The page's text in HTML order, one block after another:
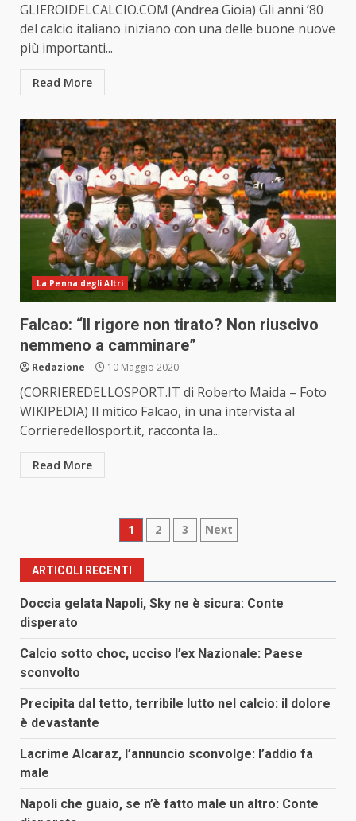
GLIEROIDELCALCIO.COM (Andrea Gioia) Gli anni ’80
del calcio italiano iniziano con una delle buone nuove
più importanti...
Read More
La Penna degli Altri
Falcao: “Il rigore non tirato? Non riuscivo
nemmeno a camminare”
Redazione 10 Maggio 2020
(CORRIEREDELLOSPORT.IT di Roberto Maida – Foto
WIKIPEDIA) Il mitico Falcao, in una intervista al
Corrieredellosport.it, racconta la...
Read More
Paginazione
degli
articoli
1 2 3 Next
ARTICOLI RECENTI
Doccia gelata Napoli, Sky ne è sicura: Conte
disperato
Calcio sotto choc, ucciso l’ex Nazionale: Paese
sconvolto
Precipita dal tetto, terribile lutto nel calcio: il dolore
è devastante
Lacrime Alcaraz, l’annuncio sconvolge: l’addio fa
male
Napoli che guaio, se n’è fatto male un altro: Conte